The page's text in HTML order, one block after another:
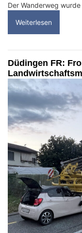
Der Wanderweg
Weiterlesen
Düdingen FR: